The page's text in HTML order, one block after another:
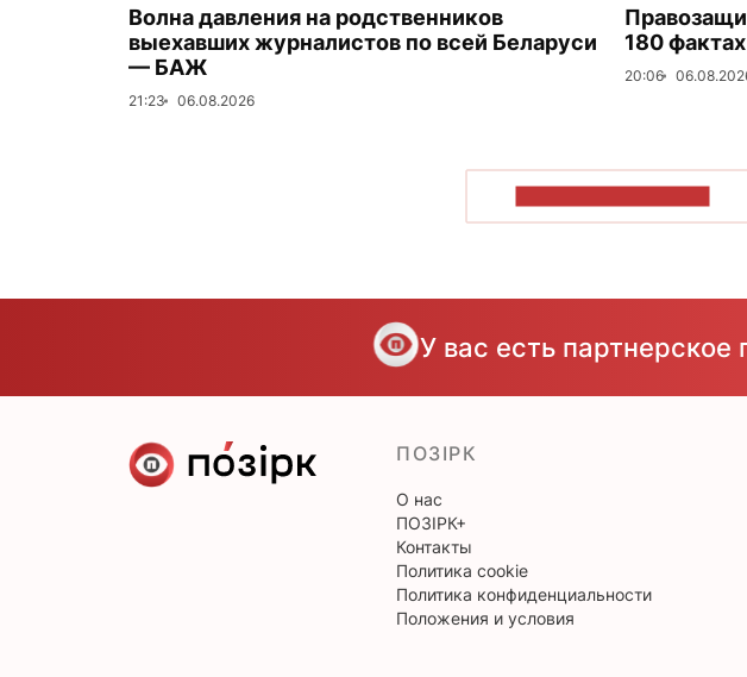
Волна давления на родственников
выехавших журналистов по всей Беларуси
— БАЖ
21:23 06.08.2026
180
20:06
У вас есть
ПОЗІРК
О нас
ПОЗІРК+
Контакты
Политика cookie
Политика конфиденциальности
Положения и условия